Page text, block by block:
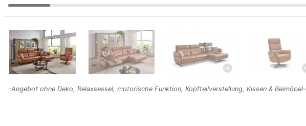
-Angebot ohne Deko, Relaxsessel, motorische Funktion, Kopfteilverstellung, Kissen & Beimöbel-